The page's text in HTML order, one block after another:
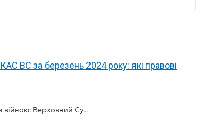
ВС за березень 2024 року: які правові
Кримінальні правопорушення, пов’язані з війною: Верховний Суд опублікував огляд судової практики